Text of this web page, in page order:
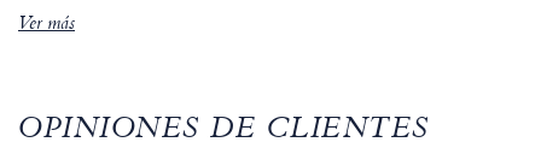
Ver más
OPINIONES DE CLIENTES